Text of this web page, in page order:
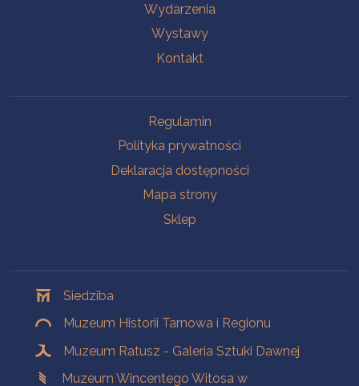
Wydarzenia
Wystawy
Kontakt
Regulamin
Polityka prywatności
Deklaracja dostępności
Mapa strony
Sklep
Siedziba
Muzeum Historii Tarnowa i Regionu
Muzeum Ratusz - Galeria Sztuki Dawnej
Muzeum Wincentego Witosa w